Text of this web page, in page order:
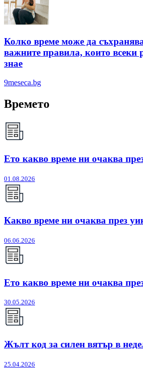
Колко време може да
важните правила, които всеки
знае
9meseca.bg
Времето
Ето какво време ни очаква
01.08.2026
Какво време ни очаква през
06.06.2026
Ето какво време ни очаква
30.05.2026
Жълт код за силен вятър в
25.04.2026